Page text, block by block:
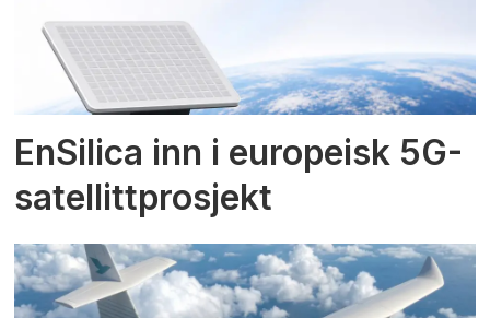
EnSilica inn i europeisk 5G-
satellittprosjekt